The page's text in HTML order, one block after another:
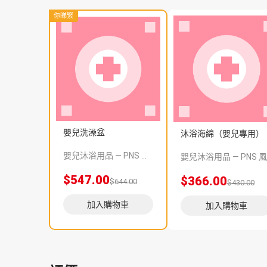
你睇緊
嬰兒洗澡盆
$547.00$644.00
加入購物車
沐浴海綿（嬰兒專用）
$366.00$430.00
加入購物車